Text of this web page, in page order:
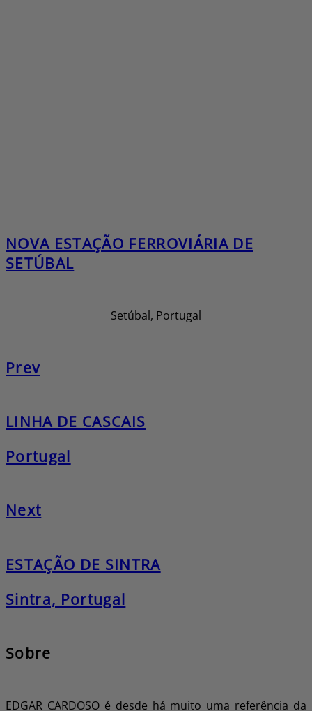
NOVA ESTAÇÃO FERROVIÁRIA DE
SETÚBAL
Setúbal, Portugal
Prev
LINHA DE CASCAIS
Portugal
Next
ESTAÇÃO DE SINTRA
Sintra, Portugal
Sobre
EDGAR CARDOSO é desde há muito uma referência da